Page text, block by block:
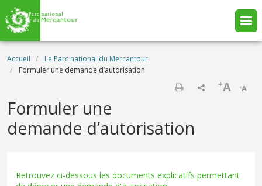
Aller au contenu principal
Fil d'Ariane
Accueil
Le Parc national du Mercantour
Formuler une demande d’autorisation
-A
+A
Formuler une
demande d’autorisation
Retrouvez ci-dessous les documents explicatifs permettant